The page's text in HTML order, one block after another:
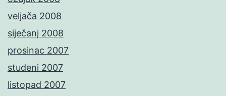
veljača 2008
siječanj 2008
prosinac 2007
studeni 2007
listopad 2007